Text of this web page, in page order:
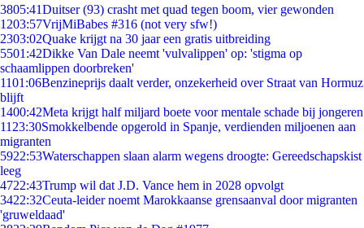
3805:41Duitser (93) crasht met quad tegen boom, vier gewonden
1203:57VrijMiBabes #316 (not very sfw!)
2303:02Quake krijgt na 30 jaar een gratis uitbreiding
5501:42Dikke Van Dale neemt 'vulvalippen' op: 'stigma op
schaamlippen doorbreken'
1101:06Benzineprijs daalt verder, onzekerheid over Straat van Hormuz
blijft
1400:42Meta krijgt half miljard boete voor mentale schade bij jongeren
11 23:30Smokkelbende opgerold in Spanje, verdienden miljoenen aan
migranten
5922:53Waterschappen slaan alarm wegens droogte: Gereedschapskist
leeg
4722:43Trump wil dat J.D. Vance hem in 2028 opvolgt
3422:32Ceuta-leider noemt Marokkaanse grensaanval door migranten
'gruweldaad'